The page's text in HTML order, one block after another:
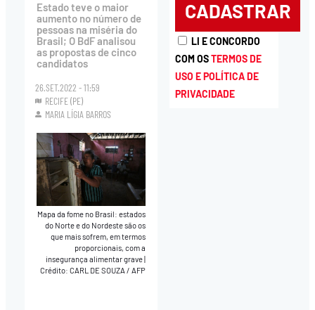
Estado teve o maior
aumento no número de
pessoas na miséria do
Brasil; O BdF analisou
as propostas de cinco
candidatos
26.SET.2022 - 11:59
RECIFE (PE)
MARIA LÍGIA BARROS
Mapa da fome no Brasil: estados
do Norte e do Nordeste são os
que mais sofrem, em termos
proporcionais, com a
insegurança alimentar grave|
Crédito: CARL DE SOUZA / AFP
LI E CONCORDO
COM OSTERMOS DE
USO E POLÍTICA DE
PRIVACIDADE